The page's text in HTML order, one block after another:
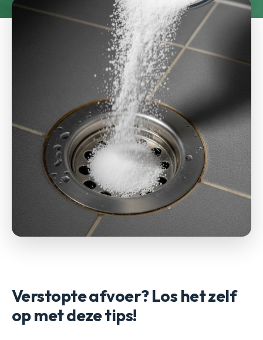
Verstopte afvoer? Los het zelf
op met deze tips!